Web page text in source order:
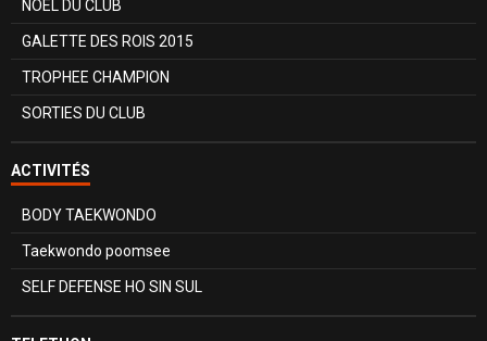
NOEL DU CLUB
GALETTE DES ROIS 2015
TROPHEE CHAMPION
SORTIES DU CLUB
ACTIVITÉS
BODY TAEKWONDO
Taekwondo poomsee
SELF DEFENSE HO SIN SUL